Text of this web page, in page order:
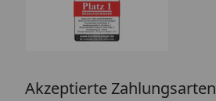
Akzeptierte Zahlungsarten